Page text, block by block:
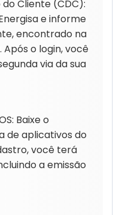
do Cliente (CDC):
e informe
encontrado na
o login, você
via da sua
Baixe o
de aplicativos do
você terá
a emissão